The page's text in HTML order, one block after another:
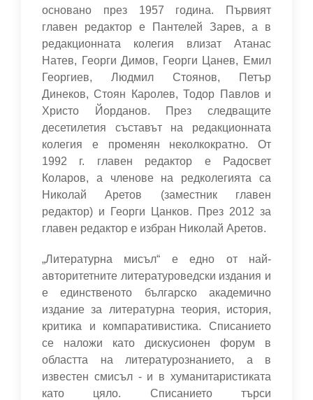
основано през 1957 година. Първият
главен редактор е Пантелей Зарев, а в
редакционната колегия влизат Атанас
Натев, Георги Димов, Георги Цанев, Емил
Георгиев, Людмил Стоянов, Петър
Динеков, Стоян Каролев, Тодор Павлов и
Христо Йорданов. През следващите
десетилетия съставът на редакционната
колегия е променян неколкократно. От
1992 г. главен редактор е Радосвет
Коларов, а членове на редколегията са
Николай Аретов (заместник главен
редактор) и Георги Цанков. През 2012 за
главен редактор е избран Николай Аретов.
„Литературна мисъл“ е едно от най-
авторитетните литературоведски издания и
е единственото българско академично
издание за литературна теория, история,
критика и компаративистика. Списанието
се наложи като дискусионен форум в
областта на литературознанието, а в
известен смисъл - и в хуманитаристиката
като цяло. Списанието търси